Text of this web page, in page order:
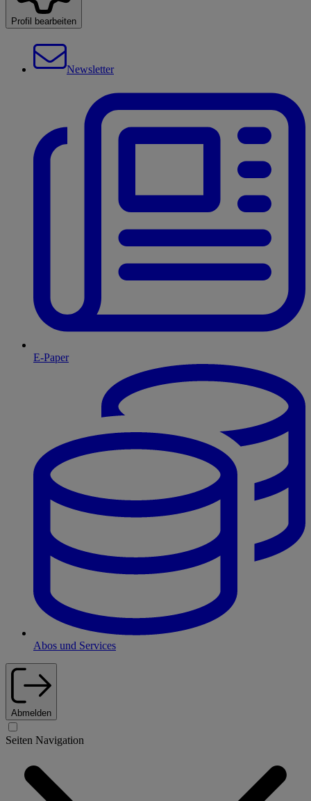
Profil bearbeiten
Newsletter
E-Paper
Abos und Services
Abmelden
Seiten Navigation